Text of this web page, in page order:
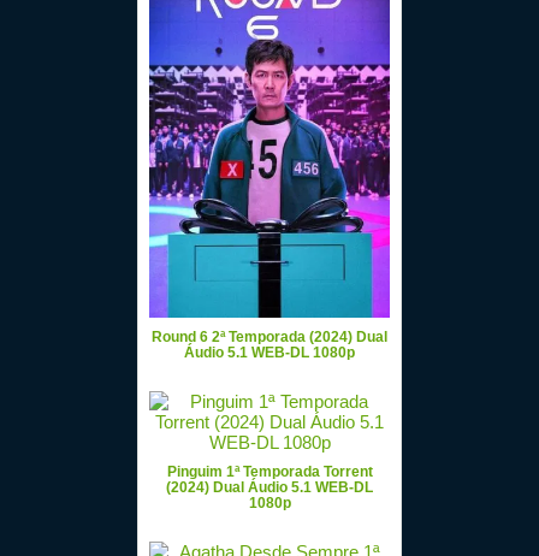
Round 6 2ª Temporada (2024) Dual
Áudio 5.1 WEB-DL 1080p
Pinguim 1ª Temporada Torrent
(2024) Dual Áudio 5.1 WEB-DL
1080p